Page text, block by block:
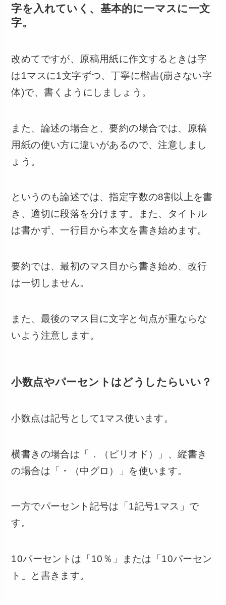
字を入れていく、基本的に一マスに一文
字。
改めてですが、原稿用紙に作文するときは字
は1マスに1文字ずつ、丁寧に楷書(崩さない字
体)で、書くようにしましょう。
また、論述の場合と、要約の場合では、原稿
用紙の使い方に違いがあるので、注意しまし
ょう。
というのも論述では、指定字数の8割以上を書
き、適切に段落を分けます。また、タイトル
は書かず、一行目から本文を書き始めます。
要約では、最初のマス目から書き始め、改行
は一切しません。
また、最後のマス目に文字と句点が重ならな
いよう注意します。
小数点やパーセントはどうしたらいい？
小数点は記号として1マス使います。
横書きの場合は「．（ピリオド）」、縦書き
の場合は「・（中グロ）」を使います。
一方でパーセント記号は「1記号1マス」で
す。
10パーセントは「10％」または「10パーセン
ト」と書きます。